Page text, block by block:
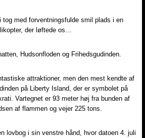
tog med forventningsfulde smil plads i en
der løftede os...
Hudsonfloden og Frihedsgudinden.
attraktioner, men den mest kendte af
på Liberty Island, der er symbolet på
Vartegnet er 93 meter høj fra bunden af
af flammen og vejer 225 tons.
lovbog i sin venstre hånd, hvor datoen 4. juli